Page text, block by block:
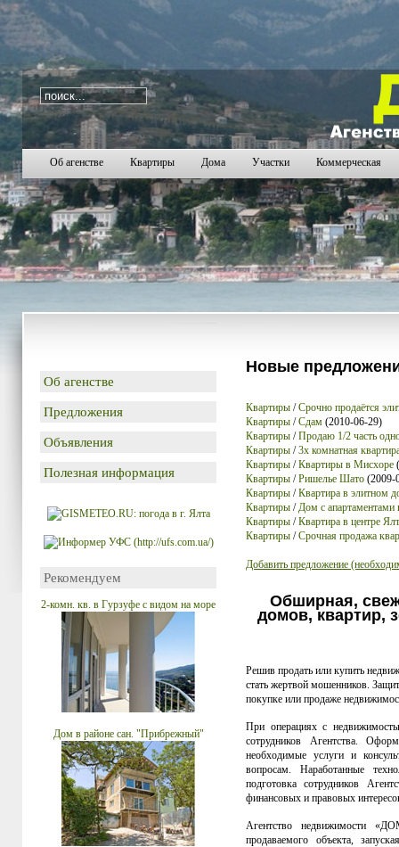
i=0
12345678 910 1314 171819
Об агенстве Квартиры Дома Участки Коммерческая
Об агенстве
Предложения
Объявления
Полезная информация
Рекомендуем
2-комн. кв. в Гурзуфе с видом на море
Дом в районе сан. "Прибрежный"
Новые
Квартиры /Срочно продаётся
Квартиры /Сдам (2010-06-29)
Квартиры /Продаю 1/2 часть
Квартиры /3х комнатная
Квартиры /Квартиры в Мисхоре
Квартиры /Ришелье Шато (2009-
Квартиры /Квартира в элитном
Квартиры /Дом с апартаментами
Квартиры /Квартира в центре
Квартиры /Срочная продажа
Добавить предложение
Обширная,
домов, квартир,
Решив продать или купить
стать жертвой мошенников.
покупке или продаже
При операциях с
сотрудников Агентства.
необходимые услуги и
вопросам. Наработанные
подготовка сотрудников
финансовых и правовых
Агентство недвижимости
продаваемого объекта,